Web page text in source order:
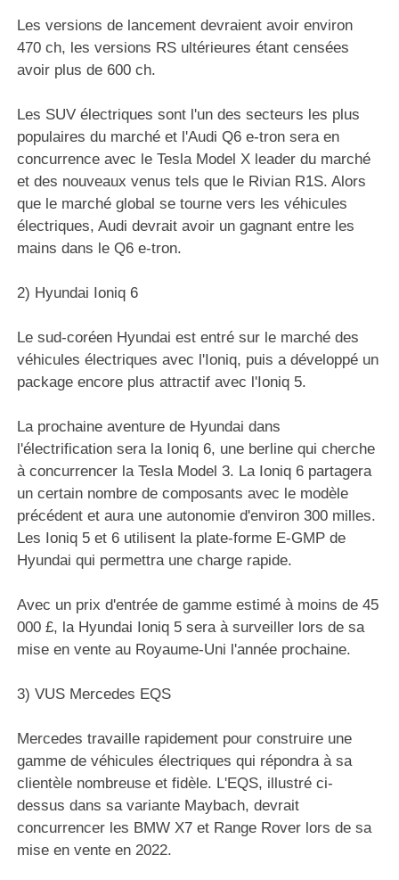
Les versions de lancement devraient avoir environ
470 ch, les versions RS ultérieures étant censées
avoir plus de 600 ch.
Les SUV électriques sont l'un des secteurs les plus
populaires du marché et l'Audi Q6 e-tron sera en
concurrence avec le Tesla Model X leader du marché
et des nouveaux venus tels que le Rivian R1S. Alors
que le marché global se tourne vers les véhicules
électriques, Audi devrait avoir un gagnant entre les
mains dans le Q6 e-tron.
2) Hyundai Ioniq 6
Le sud-coréen Hyundai est entré sur le marché des
véhicules électriques avec l'Ioniq, puis a développé un
package encore plus attractif avec l'Ioniq 5.
La prochaine aventure de Hyundai dans
l'électrification sera la Ioniq 6, une berline qui cherche
à concurrencer la Tesla Model 3. La Ioniq 6 partagera
un certain nombre de composants avec le modèle
précédent et aura une autonomie d'environ 300 milles.
Les Ioniq 5 et 6 utilisent la plate-forme E-GMP de
Hyundai qui permettra une charge rapide.
Avec un prix d'entrée de gamme estimé à moins de 45
000 £, la Hyundai Ioniq 5 sera à surveiller lors de sa
mise en vente au Royaume-Uni l'année prochaine.
3) VUS Mercedes EQS
Mercedes travaille rapidement pour construire une
gamme de véhicules électriques qui répondra à sa
clientèle nombreuse et fidèle. L'EQS, illustré ci-
dessus dans sa variante Maybach, devrait
concurrencer les BMW X7 et Range Rover lors de sa
mise en vente en 2022.